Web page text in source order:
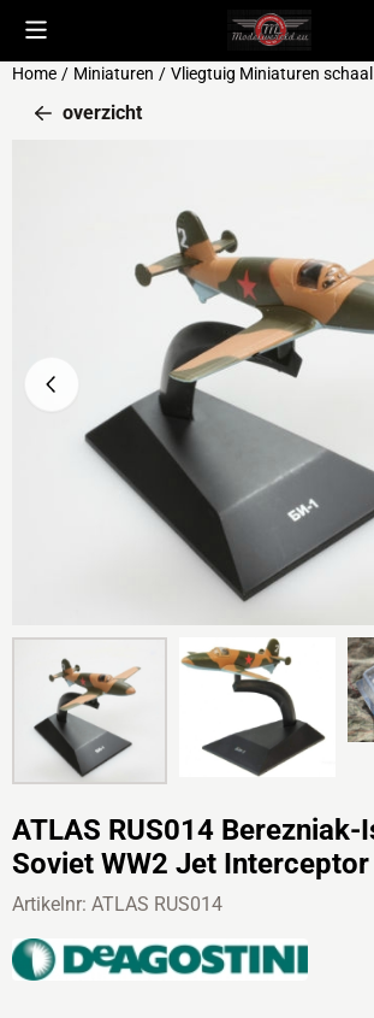
Cookievoorkeuren zijn beschikbaar. Kies
Home / Miniaturen / Vliegtuig Miniaturen
overzicht
ATLAS RUS014 Berezniak-
Soviet WW2 Jet Interceptor
Artikelnr: ATLAS RUS014